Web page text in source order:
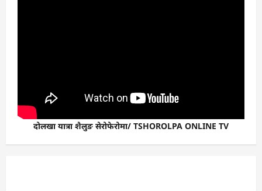
दोलखा यात्रा शैलुङ सेरोफेरोमा/ TSHOROLPA ONLINE TV